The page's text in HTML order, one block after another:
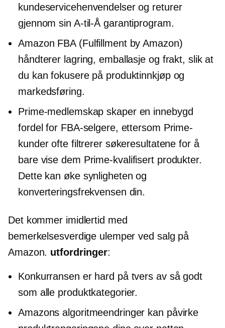
kundeservicehenvendelser og returer
gjennom sin A-til-Å garantiprogram.
Amazon FBA (Fulfillment by Amazon)
håndterer lagring, emballasje og frakt, slik at
du kan fokusere på produktinnkjøp og
markedsføring.
Prime-medlemskap skaper en innebygd
fordel for FBA-selgere, ettersom Prime-
kunder ofte filtrerer søkeresultatene for å
bare vise dem Prime-kvalifisertprodukter.
Dette kan øke synligheten og
konverteringsfrekvensen din.
Det kommer imidlertid med
bemerkelsesverdige ulemper ved salg på
Amazon. utfordringer:
Konkurransen er hard på tvers av så godt
som alle produktkategorier.
Amazons algoritmeendringer kan påvirke